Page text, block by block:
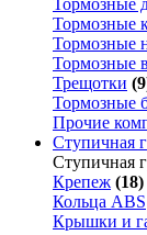
Тормозные
Тормозные
Тормозные
Тормозные
Трещотки
Тормозные
Прочие
Ступичная
Ступичная
Крепеж (18)
Кольца ABS
Крышки и